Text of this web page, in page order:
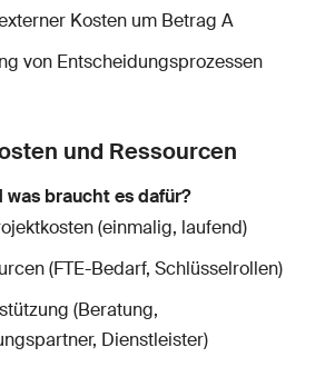
Kosten um Betrag A
von Entscheidungsprozessen
und Ressourcen
was braucht es dafür?
(einmalig, laufend)
(FTE-Bedarf, Schlüsselrollen)
(Beratung,
Dienstleister)